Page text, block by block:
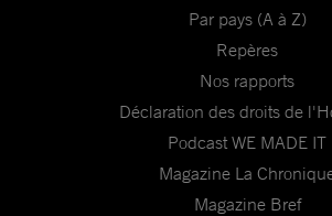
Par pays (A à Z)
Repères
Nos rapports
Déclaration des droits de
Podcast WE MADE IT
Magazine La
Magazine Bref